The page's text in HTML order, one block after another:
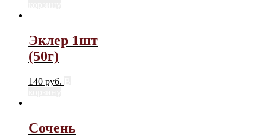
Эклер 1шт
(50г)
140 руб.
Сочень